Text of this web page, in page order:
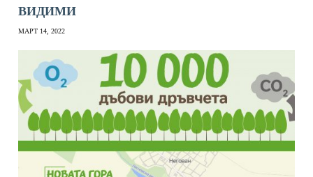
ВИДИМИ
МАРТ 14, 2022